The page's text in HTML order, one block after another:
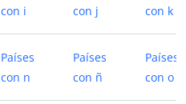
con i
con j
con k
Países
con n
Países
con ñ
Países
con o